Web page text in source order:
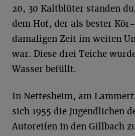
20, 30 Kaltblüter standen
dem Hof, der als bester
damaligen Zeit im weiten
war. Diese drei Teiche
Wasser befüllt.
In Nettesheim, am
sich 1955 die Jugendlichen
Autoreifen in den Gillbach